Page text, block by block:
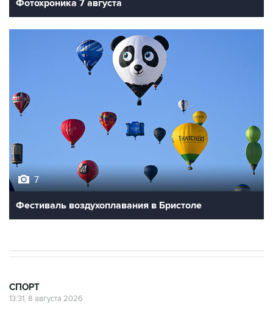
Фотохроника 7 августа
7
Фестиваль воздухоплавания в Бристоле
СПОРТ
13:31, 8 августа 2026